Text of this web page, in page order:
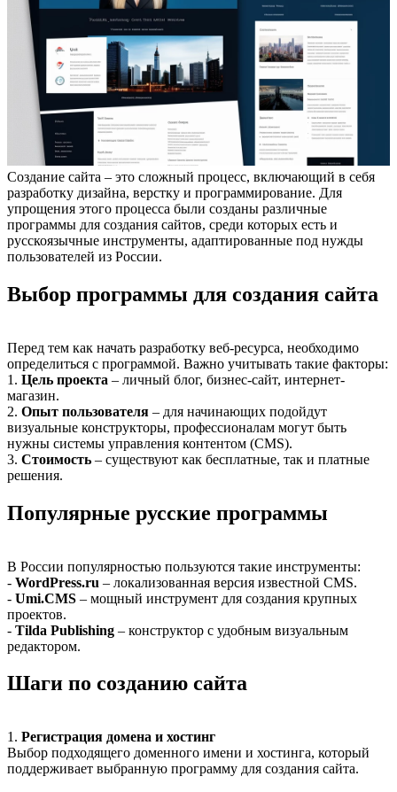
Создание сайта – это сложный процесс, включающий в себя
разработку дизайна, верстку и программирование. Для
упрощения этого процесса были созданы различные
программы для создания сайтов, среди которых есть и
русскоязычные инструменты, адаптированные под нужды
пользователей из России.
Выбор программы для создания сайта
Перед тем как начать разработку веб-ресурса, необходимо
определиться с программой. Важно учитывать такие факторы:
1. Цель проекта – личный блог, бизнес-сайт, интернет-
магазин.
2. Опыт пользователя – для начинающих подойдут
визуальные конструкторы, профессионалам могут быть
нужны системы управления контентом (CMS).
3. Стоимость – существуют как бесплатные, так и платные
решения.
Популярные русские программы
В России популярностью пользуются такие инструменты:
- WordPress.ru – локализованная версия известной CMS.
- Umi.CMS – мощный инструмент для создания крупных
проектов.
- Tilda Publishing – конструктор с удобным визуальным
редактором.
Шаги по созданию сайта
1. Регистрация домена и хостинг
Выбор подходящего доменного имени и хостинга, который
поддерживает выбранную программу для создания сайта.